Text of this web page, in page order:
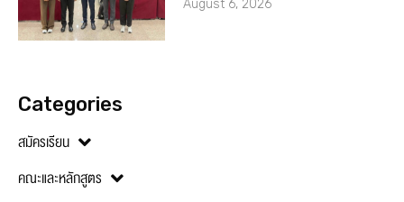
August 6, 2026
Categories
สมัครเรียน
คณะและหลักสูตร